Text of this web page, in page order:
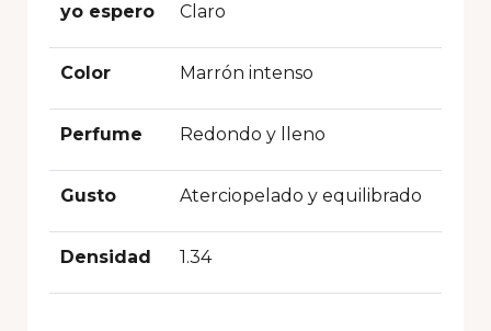
yo espero Claro
Color Marrón intenso
Perfume Redondo y lleno
Gusto Aterciopelado y equilibrado
Densidad 1.34